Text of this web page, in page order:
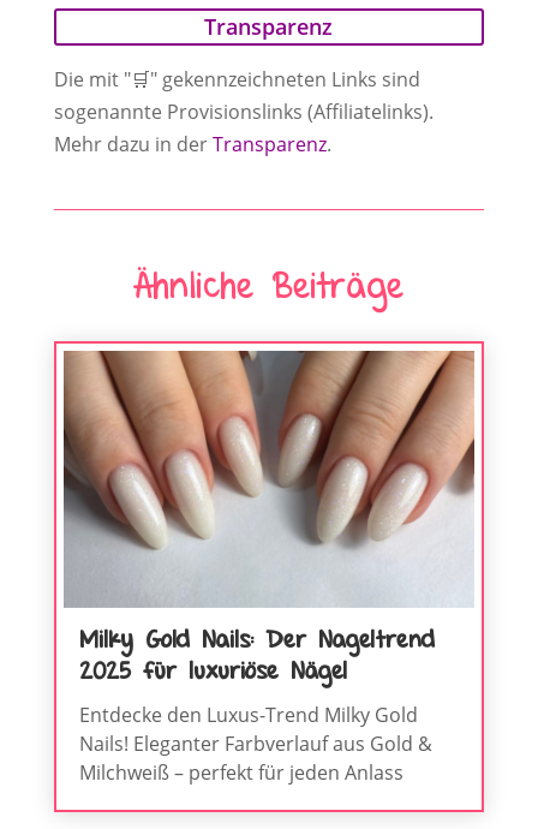
Transparenz
Die mit "🛒" gekennzeichneten Links sind
sogenannte Provisionslinks (Affiliatelinks).
Mehr dazu in derTransparenz.
Ähnliche Beiträge
Milky Gold Nails: Der Nageltrend
2025 für luxuriöse Nägel
Entdecke den Luxus-Trend Milky Gold
Nails! Eleganter Farbverlauf aus Gold &
Milchweiß – perfekt für jeden Anlass